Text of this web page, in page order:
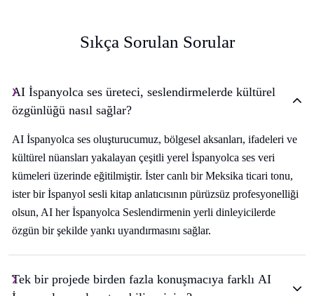
Sıkça Sorulan Sorular
AI İspanyolca ses üreteci, seslendirmelerde kültürel
özgünlüğü nasıl sağlar?
AI İspanyolca ses oluşturucumuz, bölgesel aksanları, ifadeleri ve
kültürel nüansları yakalayan çeşitli yerel İspanyolca ses veri
kümeleri üzerinde eğitilmiştir. İster canlı bir Meksika ticari tonu,
ister bir İspanyol sesli kitap anlatıcısının pürüzsüz profesyonelliği
olsun, AI her İspanyolca Seslendirmenin yerli dinleyicilerde
özgün bir şekilde yankı uyandırmasını sağlar.
Tek bir projede birden fazla konuşmacıya farklı AI